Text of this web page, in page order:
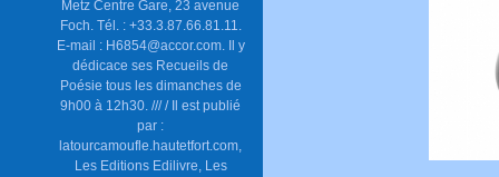
Metz Centre Gare, 23 avenue
Foch. Tél. : +33.3.87.66.81.11.
E-mail : H6854@accor.com. Il y
dédicace ses Recueils de
Poésie tous les dimanches de
9h00 à 12h30. /// / Il est publié
par :
latourcamoufle.hautetfort.com,
Les Editions Edilivre, Les